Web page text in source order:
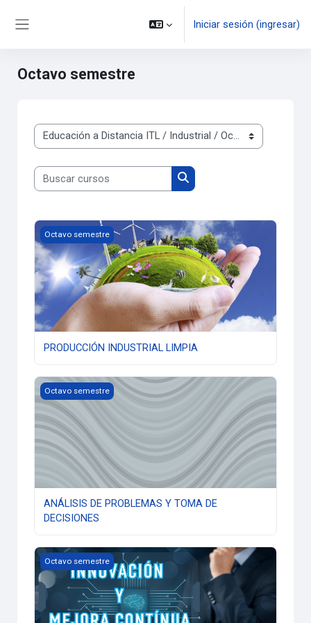
Iniciar sesión (ingresar)
Octavo semestre
Categorías
Buscar cursos
Buscar cursos
PRODUCCIÓN INDUSTRIAL LIMPIA
Octavo semestre
PRODUCCIÓN INDUSTRIAL LIMPIA
ANÁLISIS DE PROBLEMAS Y TOMA DE DECISIONES
Octavo semestre
ANÁLISIS DE PROBLEMAS Y TOMA DE
DECISIONES
INNOVACIÓN PARA LA MEJORA CONTINUA
Octavo semestre